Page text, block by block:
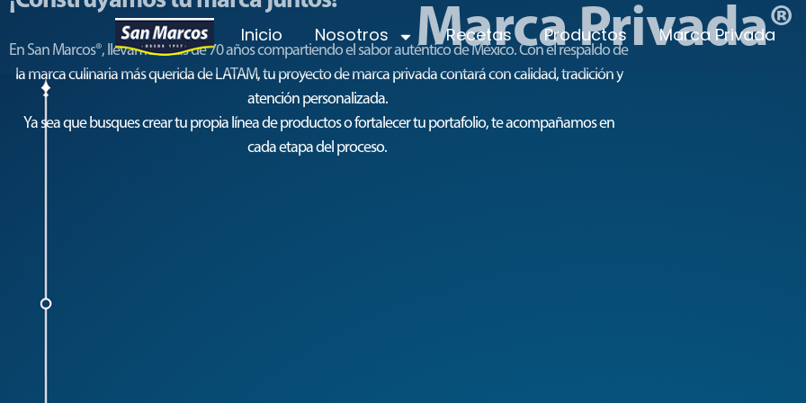
Inicio Nosotros Recetas Productos Marca Privada
Marca privada
Marca Privada®​
En San Marcos®, llevamos más de 70 años compartiendo el sabor auténtico de México. Con el respaldo de
la marca culinaria más querida de LATAM, tu proyecto de marca privada contará con calidad, tradición y
atención personalizada.
Ya sea que busques crear tu propia línea de productos o fortalecer tu portafolio, te acompañamos en
cada etapa del proceso.